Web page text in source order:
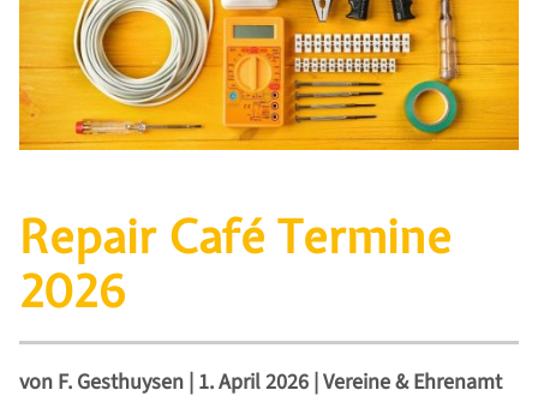
Repair Café Termine
2026
von F. Gesthuysen| 1. April 2026| Vereine & Ehrenamt